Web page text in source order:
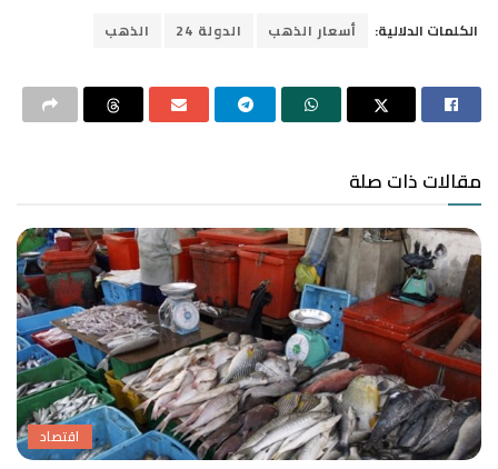
الكلمات الدلالية: أسعار الذهب الدولة 24 الذهب
مقالات ذات صلة
اقتصاد